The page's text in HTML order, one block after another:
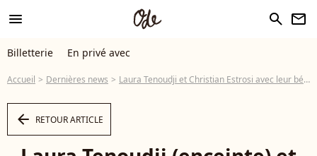
menu search newsletter
Billetterie En privé avec
Accueil Dernières news Laura Tenoudji et Christian Estrosi avec leur bébé : Première sortie remarquée
arrow_left RETOUR ARTICLE